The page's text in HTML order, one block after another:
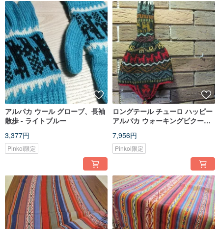
アルパカ ウール グローブ、長袖
散歩 - ライトブルー
3,377円
Pinkoi限定
ロングテール チューロ ハッピー
アルパカ ウォーキングビクーニ
7,956円
Pinkoi限定